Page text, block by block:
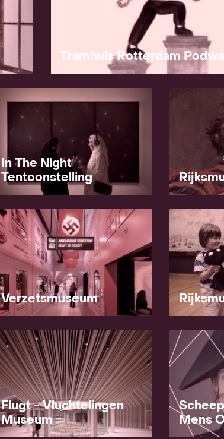
Tramhuis Rotterdam
In The Night
Tentoonstelling
Verzetsmuseum
Flugt - Vluchtelingen
Museum
Mens